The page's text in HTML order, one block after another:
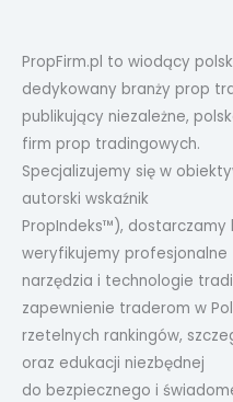
PropFirm.pl to wiodący
dedykowany branży prop
publikujący niezależne,
firm prop tradingowych.
Specjalizujemy się w
autorski wskaźnik
PropIndeks™),
weryfikujemy profesjonalne
narzędzia i technologie
zapewnienie traderom w
rzetelnych rankingów,
oraz edukacji niezbędnej
do bezpiecznego i